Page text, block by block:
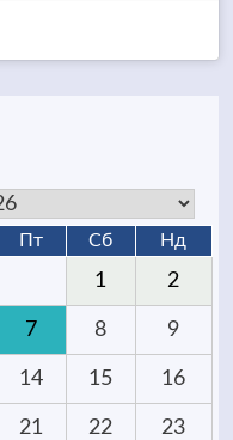
Пт Сб Нд
1 2
7 8 9
14 15 16
21 22 23